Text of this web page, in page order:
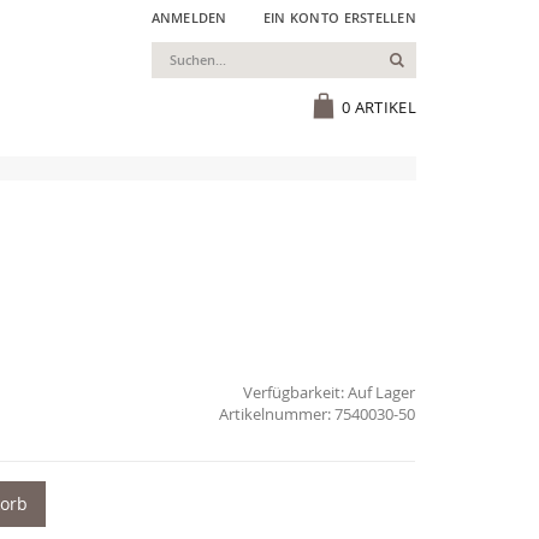
ANMELDEN EIN KONTO ERSTELLEN
0 ARTIKEL
Suchen
Verfügbarkeit:Auf Lager
7540030-50